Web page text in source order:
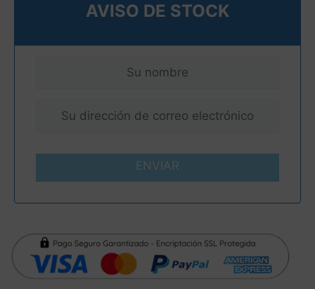
AVISO DE STOCK
ENVIAR